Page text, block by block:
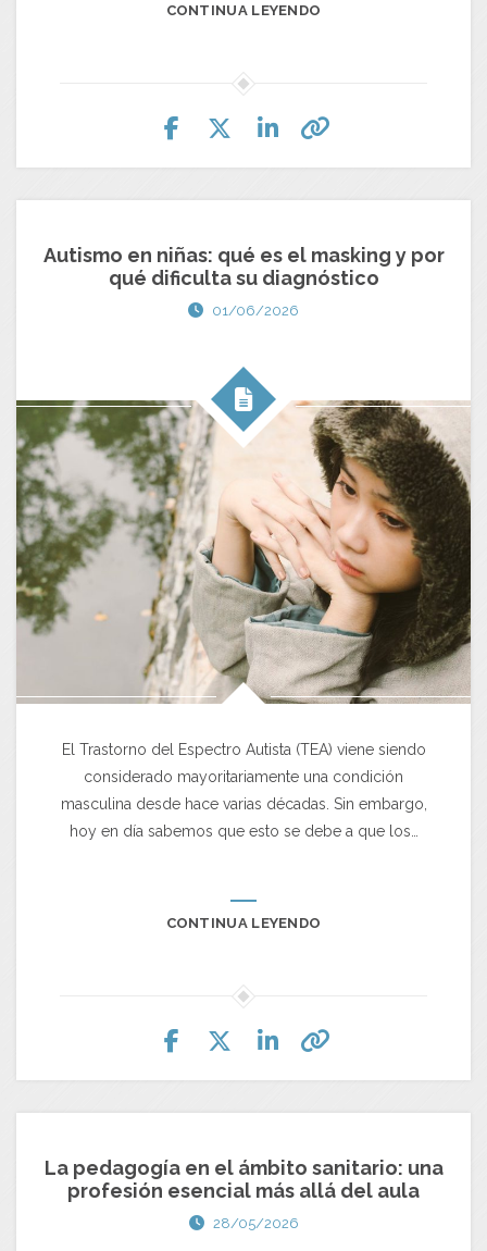
CONTINUA LEYENDO
Autismo en niñas: qué es el masking y por
qué dificulta su diagnóstico
01/06/2026
El Trastorno del Espectro Autista (TEA) viene siendo
considerado mayoritariamente una condición
masculina desde hace varias décadas. Sin embargo,
hoy en día sabemos que esto se debe a que los…
CONTINUA LEYENDO
La pedagogía en el ámbito sanitario: una
profesión esencial más allá del aula
28/05/2026